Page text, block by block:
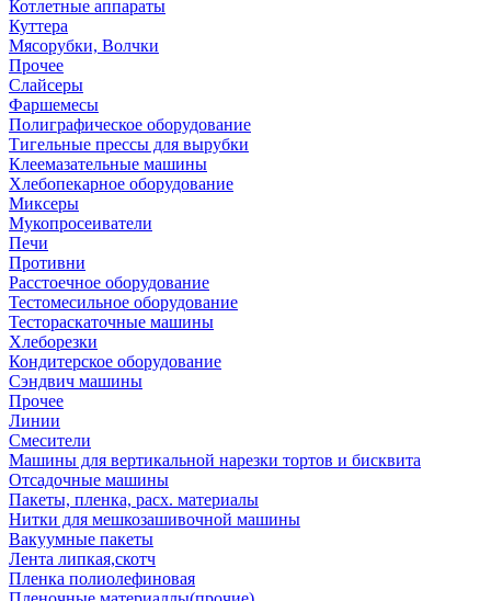
Котлетные аппараты
Куттера
Мясорубки, Волчки
Прочее
Слайсеры
Фаршемесы
Полиграфическое оборудование
Тигельные прессы для вырубки
Клеемазательные машины
Хлебопекарное оборудование
Миксеры
Мукопросеиватели
Печи
Противни
Расстоечное оборудование
Тестомесильное оборудование
Тестораскаточные машины
Хлеборезки
Кондитерское оборудование
Сэндвич машины
Прочее
Линии
Смесители
Машины для вертикальной нарезки тортов и бисквита
Отсадочные машины
Пакеты, пленка, расх. материалы
Нитки для мешкозашивочной машины
Вакуумные пакеты
Лента липкая,скотч
Пленка полиолефиновая